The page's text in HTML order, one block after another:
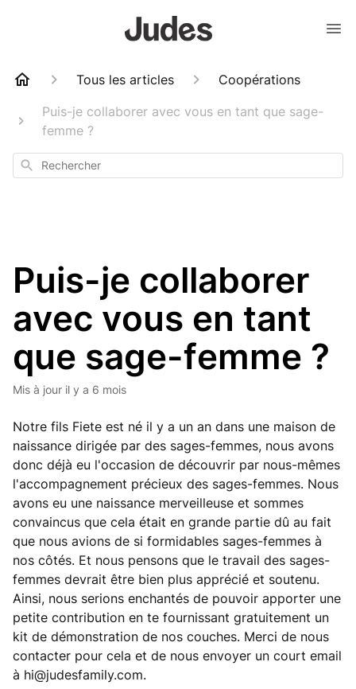
Tous les articles
Coopérations
Puis-je collaborer avec vous en tant que sage-
femme ?
Rechercher
Puis-je collaborer
avec vous en tant
que sage-femme ?
Mis à jour il y a 6 mois
Notre fils Fiete est né il y a un an dans une maison de
naissance dirigée par des sages-femmes, nous avons
donc déjà eu l'occasion de découvrir par nous-mêmes
l'accompagnement précieux des sages-femmes. Nous
avons eu une naissance merveilleuse et sommes
convaincus que cela était en grande partie dû au fait
que nous avions de si formidables sages-femmes à
nos côtés. Et nous pensons que le travail des sages-
femmes devrait être bien plus apprécié et soutenu.
Ainsi, nous serions enchantés de pouvoir apporter une
petite contribution en te fournissant gratuitement un
kit de démonstration de nos couches. Merci de nous
contacter pour cela et de nous envoyer un court email
à hi@judesfamily.com.